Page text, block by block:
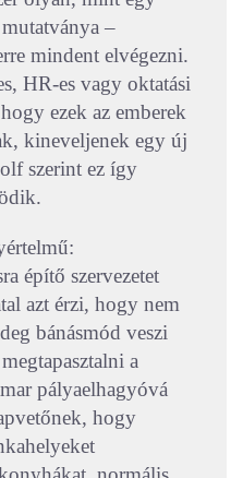
–
mindent elvégezni.
HR-es vagy oktatási
ezek az emberek
kineveljenek egy új
szerint ez így
építő szervezetet
azt érzi, hogy nem
bánásmód veszi
a
pályaelhagyóvá
hogy